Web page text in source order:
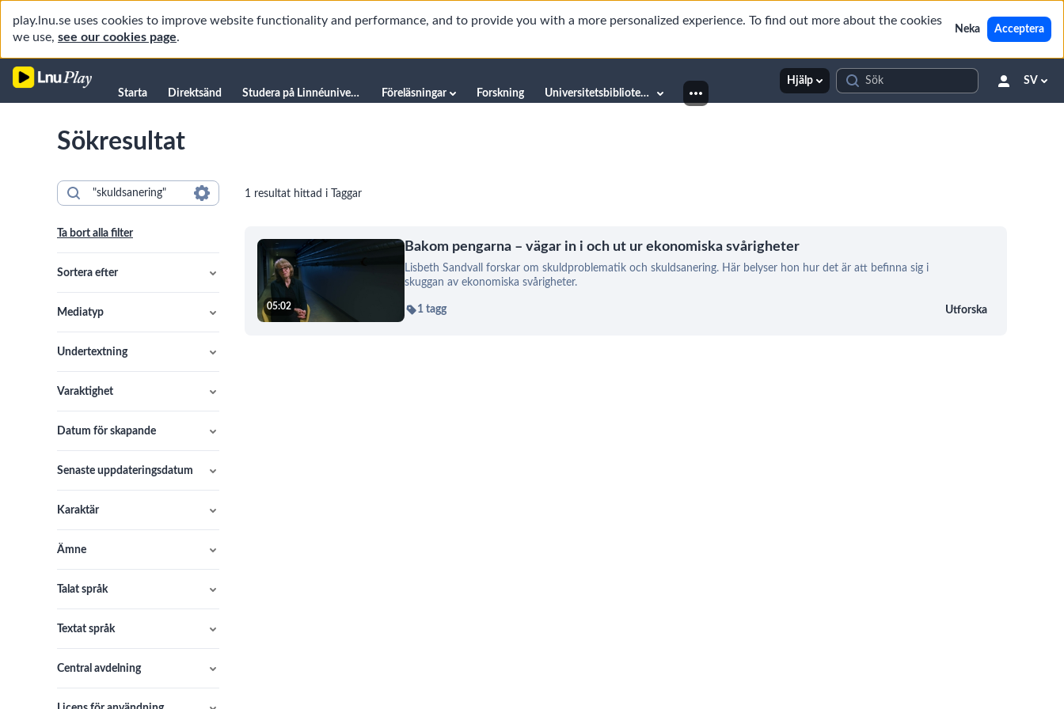
play.lnu.se uses cookies to improve website functionality and performance, and to provide you with a more personalized experience. To find out more about the cookies
we use, see our cookies page.
Neka Acceptera
Starta
Forskning
Manualer
Kanaler
Starta Direktsänd Studera på Linnéuniversitetet Föreläsningar Forskning Universitetsbiblioteket
Hjälp SV
Sökresultat
Ta bort alla filter
Sortera efter
Mediatyp
Undertextning
Varaktighet
Datum för skapande
Senaste uppdateringsdatum
Karaktär
Ämne
Talat språk
Textat språk
Central avdelning
1 resultat hittad i Taggar
05:02
Bakom pengarna – vägar in i och ut ur ekonomiska svårigheter
Lisbeth Sandvall forskar om skuldproblematik och skuldsanering. Här belyser hon hur det är att befinna sig i
skuggan av ekonomiska svårigheter.
1 tagg Utforska